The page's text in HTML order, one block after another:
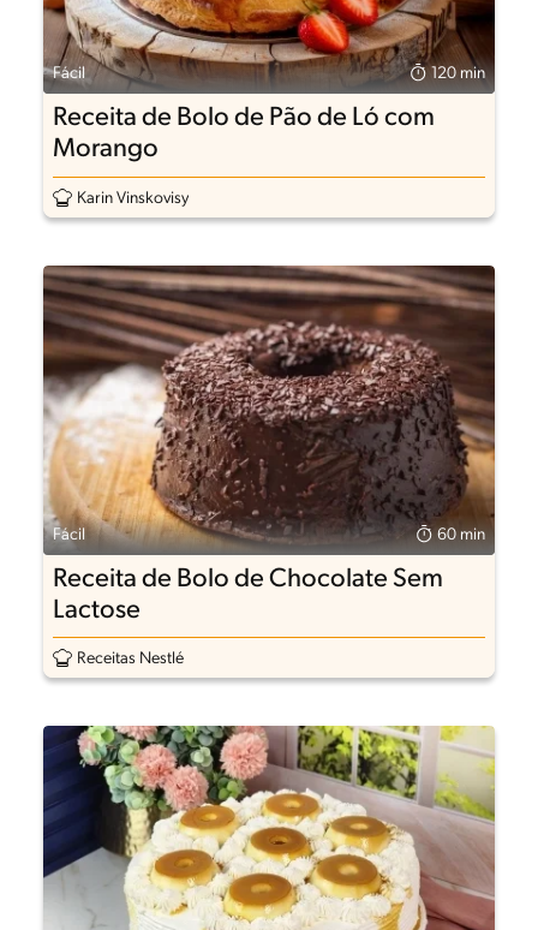
Fácil 120 min
Receita de Bolo de Pão de Ló com
Morango
Karin Vinskovisy
Fácil 60 min
Receita de Bolo de Chocolate Sem
Lactose
Receitas Nestlé